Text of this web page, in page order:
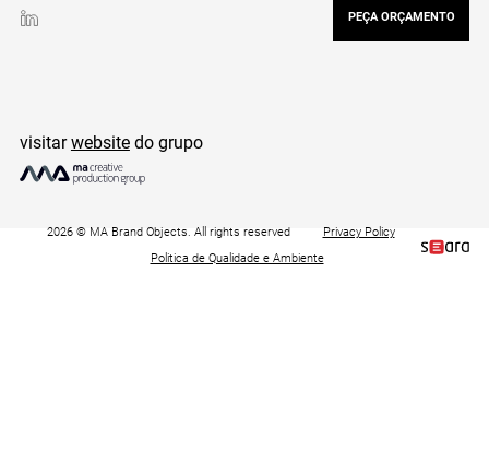
PEÇA ORÇAMENTO
visitarwebsitedo grupo
2026 © MA Brand Objects. All rights reserved
Privacy Policy
Politica de Qualidade e Ambiente